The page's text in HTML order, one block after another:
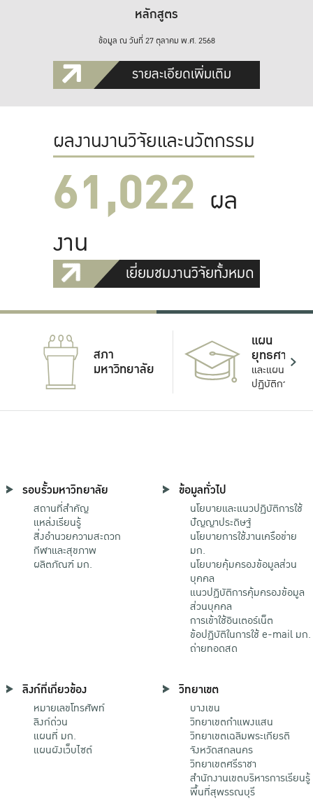
หลักสูตร
ข้อมูล ณ วันที่ 27 ตุลาคม พ.ศ. 2568
รายละเอียดเพิ่มเติม
ผลงานงานวิจัยและนวัตกรรม
61,022 ผล
งาน
เยี่ยมชมงานวิจัยทั้งหมด
สภา
มหาวิทยาลัย
แผน
ยุทธศาสตร์
และแผน
ปฏิบัติการ
รอบรั้วมหาวิทยาลัย
สถานที่สำคัญ
แหล่งเรียนรู้
สิ่งอำนวยความสะดวก
กีฬาและสุขภาพ
ผลิตภัณฑ์ มก.
ข้อมูลทั่วไป
นโยบายและแนวปฏิบัติการใช้
ปัญญาประดิษฐ์
นโยบายการใช้งานเครือข่าย
มก.
นโยบายคุ้มครองข้อมูลส่วน
บุคคล
แนวปฏิบัติการคุ้มครองข้อมูล
ส่วนบุคคล
การเข้าใช้อินเตอร์เน็ต
ข้อปฏิบัติในการใช้ e-mail มก.
ถ่ายทอดสด
ลิงก์ที่เกี่ยวข้อง
หมายเลขโทรศัพท์
ลิงก์ด่วน
แผนที่ มก.
แผนผังเว็บไซต์
วิทยาเขต
บางเขน
วิทยาเขตกําแพงแสน
วิทยาเขตเฉลิมพระเกียรติ
จังหวัดสกลนคร
วิทยาเขตศรีราชา
สำนักงานเขตบริหารการเรียนรู้
พื้นที่สุพรรณบุรี